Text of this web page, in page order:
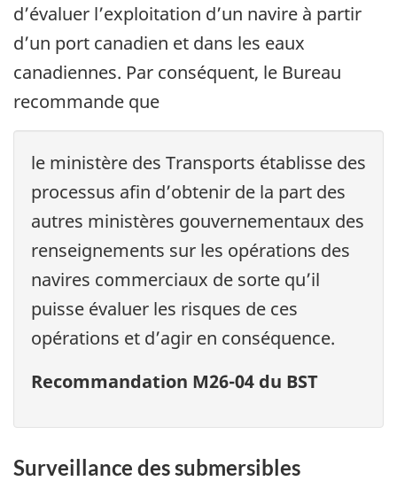
d’évaluer l’exploitation d’un navire à partir
d’un port canadien et dans les eaux
canadiennes. Par conséquent, le Bureau
recommande que
le ministère des Transports établisse des
processus afin d’obtenir de la part des
autres ministères gouvernementaux des
renseignements sur les opérations des
navires commerciaux de sorte qu’il
puisse évaluer les risques de ces
opérations et d’agir en conséquence.
Recommandation M26-04 du BST
Surveillance des submersibles